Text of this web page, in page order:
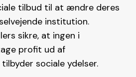
tilbud til at ændre deres
institution.
sikre, at ingen i
profit ud af
sociale ydelser.